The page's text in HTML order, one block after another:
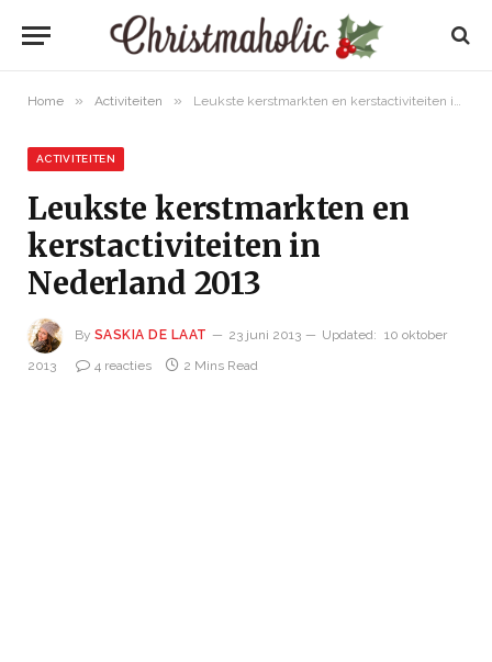
Home » Activiteiten » Leukste kerstmarkten en kerstactiviteiten in Nederland 2013
ACTIVITEITEN
Leukste kerstmarkten en
kerstactiviteiten in
Nederland 2013
By SASKIA DE LAAT 23 juni 2013 Updated: 10 oktober
2013
4 reacties 2 Mins Read